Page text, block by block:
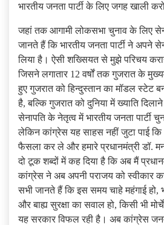
भारतीय जनता पार्टी के लिए जगह खाली
जहां तक आगामी लोकसभा चुनाव के लिए
जानते हैं कि भारतीय जनता पार्टी ने अपने
लिया है। ऐसी शख्सियत से मुझे परिचय
जिसने लगातार 12 वर्षों तक गुजरात के
हुए गुजरात को हिन्दुस्तान का मॉडल स्टेट
है, बल्कि गुजरात को दुनिया में ख्याति
सेनापति के नेतृत्व में भारतीय जनता पार्टी
लेकिन कांग्रेस यह साहस नहीं जुटा पाई
फैसला कर ले और हमारे प्रधानमंत्री डॉ.
दो टूक शब्दों में कह दिया है कि अब मैं
कांग्रेस ने अब अपनी पराजय को स्वीकार
सभी जानते हैं कि इस समय चाहे महंगाई हो,
और बाह्य सुरक्षा का सवाल हो, किसी भी
यह सरकार विफल रही है। अब कांग्रेस